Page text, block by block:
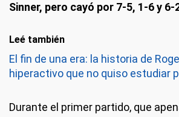
Sinner, pero cayó por 7-5, 1-6 y 6-
Leé también
El fin de una era: la historia de
hiperactivo que no quiso estudiar
Durante el primer partido, que